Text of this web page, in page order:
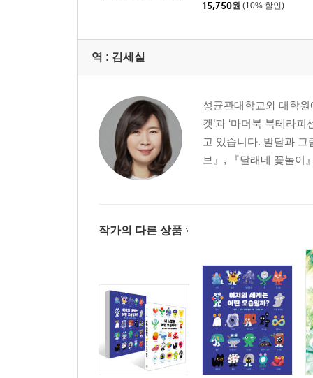
15,750원 (10% 할인)
역 : 김세실
성균관대학교와 대학
캣’과 ‘마더북 북테라
고 있습니다. 발달과
보』, 『달래네 꽃놀이
작가의 다른 상품